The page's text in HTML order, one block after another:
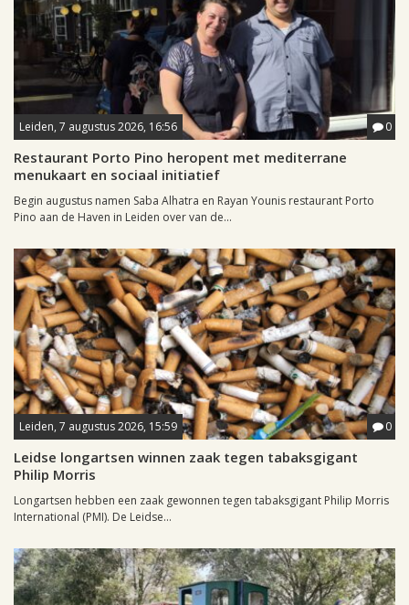
Leiden, 7 augustus 2026, 16:56 0
Restaurant Porto Pino heropent met mediterrane
menukaart en sociaal initiatief
Begin augustus namen Saba Alhatra en Rayan Younis restaurant Porto
Pino aan de Haven in Leiden over van de...
Leiden, 7 augustus 2026, 15:59 0
Leidse longartsen winnen zaak tegen tabaksgigant
Philip Morris
Longartsen hebben een zaak gewonnen tegen tabaksgigant Philip Morris
International (PMI). De Leidse...